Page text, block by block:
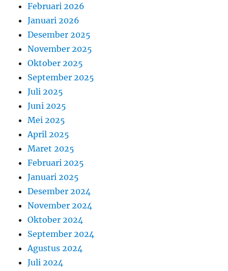
Februari 2026
Januari 2026
Desember 2025
November 2025
Oktober 2025
September 2025
Juli 2025
Juni 2025
Mei 2025
April 2025
Maret 2025
Februari 2025
Januari 2025
Desember 2024
November 2024
Oktober 2024
September 2024
Agustus 2024
Juli 2024